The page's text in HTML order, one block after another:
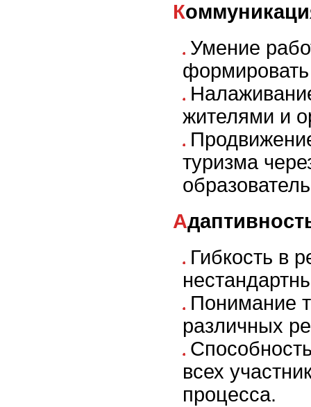
Умение
жителями и
туризма
Гибкость в
Понимание
различных
всех
процесса.